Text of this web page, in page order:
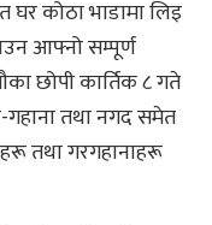
घर कोठा भाडामा लिइ
आफ्नो सम्पूर्ण
छोपी कार्तिक ८ गते
गहाना तथा नगद समेत
तथा गरगहानाहरू